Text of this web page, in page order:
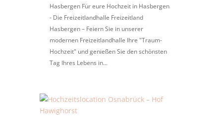
Hasbergen Für eure Hochzeit in Hasbergen
- Die Freizeitlandhalle Freizeitland
Hasbergen – Feiern Sie in unserer
modernen Freizeitlandhalle Ihre "Traum-
Hochzeit" und genießen Sie den schönsten
Tag Ihres Lebens in...